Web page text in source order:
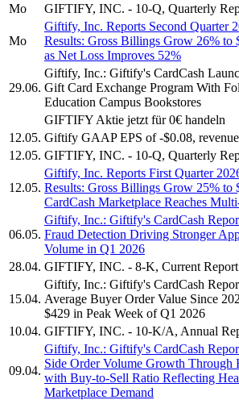
Mo
GIFTIFY, INC. - 10-Q, Quarterly
Mo
Giftify, Inc. Reports Second Quarter
Results: Gross Billings Grow 26% to
as Net Loss Improves 52%
29.06.
Giftify, Inc.: Giftify's CardCash
Gift Card Exchange Program With
Education Campus Bookstores
GIFTIFY Aktie jetzt für 0€ handeln
12.05. Giftify GAAP EPS of -$0.08,
12.05. GIFTIFY, INC. - 10-Q, Quarterly
12.05.
Giftify, Inc. Reports First Quarter
Results: Gross Billings Grow 25% to
CardCash Marketplace Reaches
06.05.
Giftify, Inc.: Giftify's CardCash
Fraud Detection Driving Stronger
Volume in Q1 2026
28.04. GIFTIFY, INC. - 8-K, Current Report
15.04.
Giftify, Inc.: Giftify's CardCash
Average Buyer Order Value Since
$429 in Peak Week of Q1 2026
10.04. GIFTIFY, INC. - 10-K/A, Annual
09.04.
Giftify, Inc.: Giftify's CardCash
Side Order Volume Growth Through
with Buy-to-Sell Ratio Reflecting
Marketplace Demand